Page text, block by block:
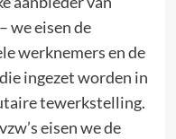
we eisen de
werknemers en de
ingezet worden in
tewerkstelling.
eisen we de